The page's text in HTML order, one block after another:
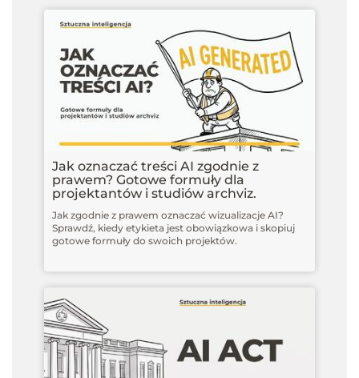
Jak oznaczać treści AI zgodnie z
prawem? Gotowe formuły dla
projektantów i studiów archviz.
Jak zgodnie z prawem oznaczać wizualizacje AI?
Sprawdź, kiedy etykieta jest obowiązkowa i skopiuj
gotowe formuły do swoich projektów.